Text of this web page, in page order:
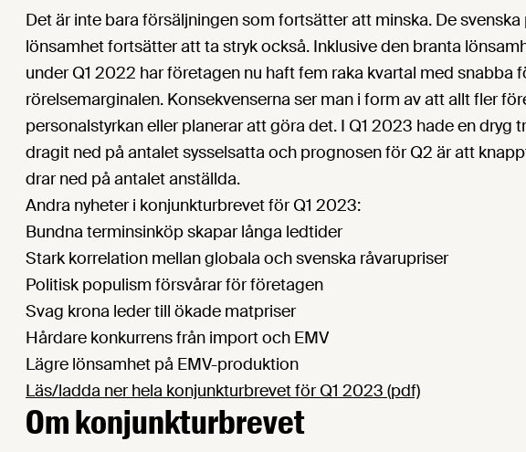
Det är inte bara försäljningen som fortsätter att minska. De
lönsamhet fortsätter att ta stryk också. Inklusive den branta
under Q1 2022 har företagen nu haft fem raka kvartal med snabba
rörelsemarginalen. Konsekvenserna ser man i form av att allt fler
personalstyrkan eller planerar att göra det. I Q1 2023 hade en dryg
dragit ned på antalet sysselsatta och prognosen för Q2 är att
drar ned på antalet anställda.
Andra nyheter i konjunkturbrevet för Q1 2023:
Bundna terminsinköp skapar långa ledtider
Stark korrelation mellan globala och svenska råvarupriser
Politisk populism försvårar för företagen
Svag krona leder till ökade matpriser
Hårdare konkurrens från import och EMV
Lägre lönsamhet på EMV-produktion
Läs/ladda ner hela konjunkturbrevet för Q1 2023 (pdf)
Om konjunkturbrevet